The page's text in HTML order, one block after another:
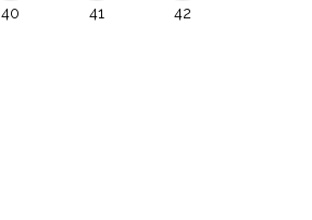
40 41 42